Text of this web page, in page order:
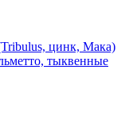
цинк, Мака)
тыквенные